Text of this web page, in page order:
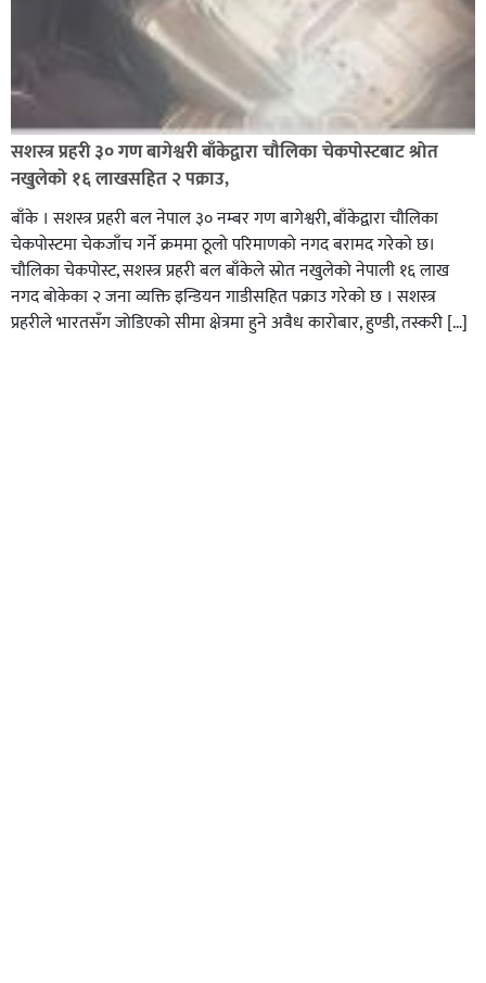
सशस्त्र प्रहरी ३० गण बागेश्वरी बाँकेद्वारा चौलिका चेकपोस्टबाट श्रोत
नखुलेको १६ लाखसहित २ पक्राउ,
बाँके । सशस्त्र प्रहरी बल नेपाल ३० नम्बर गण बागेश्वरी, बाँकेद्वारा चौलिका
चेकपोस्टमा चेकजाँच गर्ने क्रममा ठूलो परिमाणको नगद बरामद गरेको छ।
चौलिका चेकपोस्ट, सशस्त्र प्रहरी बल बाँकेले स्रोत नखुलेको नेपाली १६ लाख
नगद बोकेका २ जना व्यक्ति इन्डियन गाडीसहित पक्राउ गरेको छ । सशस्त्र
प्रहरीले भारतसँग जोडिएको सीमा क्षेत्रमा हुने अवैध कारोबार, हुण्डी, तस्करी […]